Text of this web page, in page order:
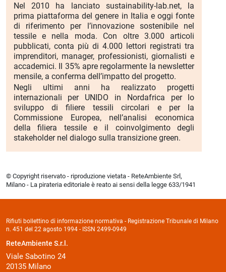
Nel 2010 ha lanciato sustainability-lab.net, la
prima piattaforma del genere in Italia e oggi fonte
di riferimento per l’innovazione sostenibile nel
tessile e nella moda. Con oltre 3.000 articoli
pubblicati, conta più di 4.000 lettori registrati tra
imprenditori, manager, professionisti, giornalisti e
accademici. Il 35% apre regolarmente la newsletter
mensile, a conferma dell’impatto del progetto.
Negli ultimi anni ha realizzato progetti
internazionali per UNIDO in Nordafrica per lo
sviluppo di filiere tessili circolari e per la
Commissione Europea, nell’analisi economica
della filiera tessile e il coinvolgimento degli
stakeholder nel dialogo sulla transizione green.
© Copyright riservato - riproduzione vietata - ReteAmbiente Srl,
Milano - La pirateria editoriale è reato ai sensi della legge 633/1941
Rifiuti bollettino di informazione normativa - Registrazione Tribunale di Milano
n. 451 del 22 agosto 1994 - ISSN 2499-0949
ReteAmbiente S.r.l.
Viale Sabotino 24
20135 Milano